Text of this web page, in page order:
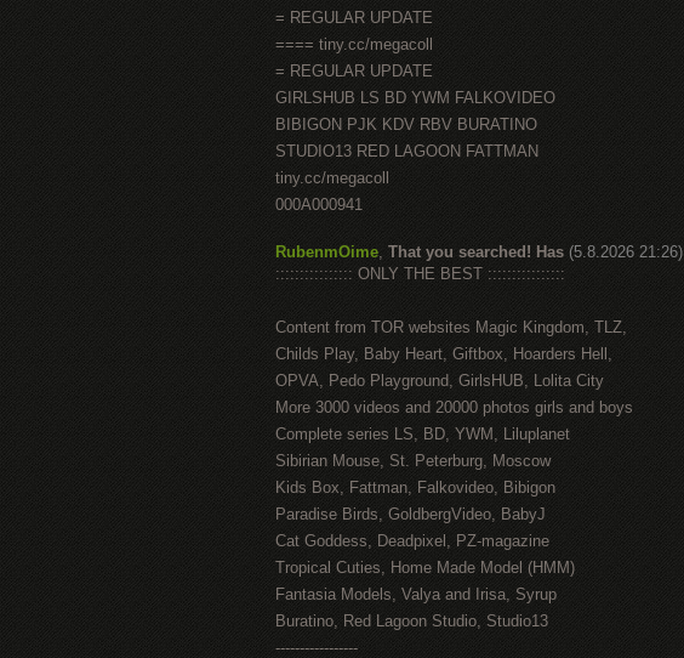
= REGULAR UPDATE
==== tiny.cc/megacoll
= REGULAR UPDATE
GIRLSHUB LS BD YWM FALKOVIDEO
BIBIGON PJK KDV RBV BURATINO
STUDIO13 RED LAGOON FATTMAN
tiny.cc/megacoll
000A000941
RubenmOime, That you searched! Has (5.8.2026 21:26)
:::::::::::::::: ONLY THE BEST ::::::::::::::::
Content from TOR websites Magic Kingdom, TLZ,
Childs Play, Baby Heart, Giftbox, Hoarders Hell,
OPVA, Pedo Playground, GirlsHUB, Lolita City
More 3000 videos and 20000 photos girls and boys
Complete series LS, BD, YWM, Liluplanet
Sibirian Mouse, St. Peterburg, Moscow
Kids Box, Fattman, Falkovideo, Bibigon
Paradise Birds, GoldbergVideo, BabyJ
Cat Goddess, Deadpixel, PZ-magazine
Tropical Cuties, Home Made Model (HMM)
Fantasia Models, Valya and Irisa, Syrup
Buratino, Red Lagoon Studio, Studio13
-----------------